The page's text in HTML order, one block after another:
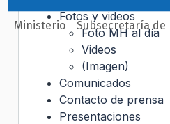
Ministerio Subsecretaría de
Fotos y videos
Foto MH al día
Videos
(Imagen)
Comunicados
Contacto de prensa
Presentaciones